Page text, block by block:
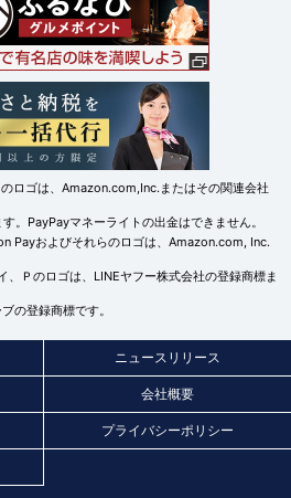
ロゴは、Amazon.com,Inc.またはその関連会社
。PayPayマネーライトの出金はできません。
Payおよびそれらのロゴは、Amazon.com, Inc.
、Ｐのロゴは、LINEヤフー株式会社の登録商標ま
の登録商標です。
ニュースリリース
会社概要
プライバシーポリシー